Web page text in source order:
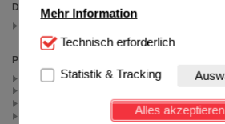
Mehr Information
Technisch Notwendig:Hierbei
Website notwendig sind (z.B.
Kundenkonto), weshalb auf diese
werden kann.
Technisch erforderlich
Statistik & Tracking
Alles akzeptieren
Darreichungsform
(auswahl entfernen)
Packungsgröße